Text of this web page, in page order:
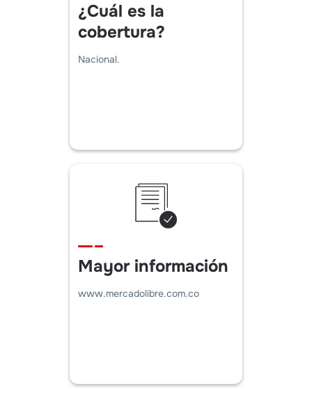
¿Cuál es la
cobertura?
Nacional.
Mayor información
www.mercadolibre.com.co